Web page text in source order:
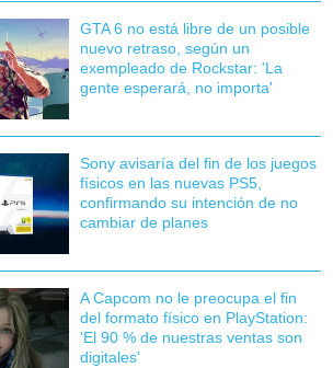
GTA 6 no está libre de un posible
nuevo retraso, según un
exempleado de Rockstar: 'La
gente esperará, no importa'
Sony avisaría del fin de los juegos
físicos en las nuevas PS5,
confirmando su intención de no
cambiar de planes
A Capcom no le preocupa el fin
del formato físico en PlayStation:
'El 90 % de nuestras ventas son
digitales'